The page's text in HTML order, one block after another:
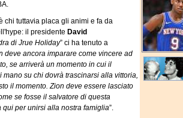
chi tuttavia placa gli animi e fa da
il presidente David
di Jrue Holiday” ci ha tenuto a
deve ancora imparare come vincere ad
se arriverà un momento in cui il
mano su chi dovrà trascinarsi alla vittoria,
il momento. Zion deve essere lasciato
se fosse il salvatore di questa
qui per unirsi alla nostra famiglia”.